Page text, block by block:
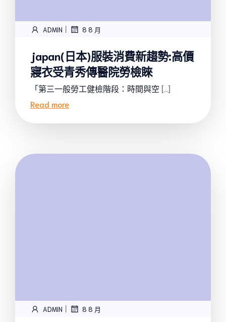
ADMIN | 8 8 月
japan(日本)服裝消費新趨勢:高價
寢衣受青秀傳醫院勞檢睞
「第三一般勞工健檢階段：時間與空 […]
Read more
ADMIN | 8 8 月